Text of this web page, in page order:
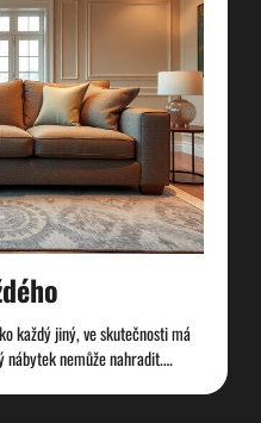
každý jiný, ve skutečnosti má
nemůže nahradit.…